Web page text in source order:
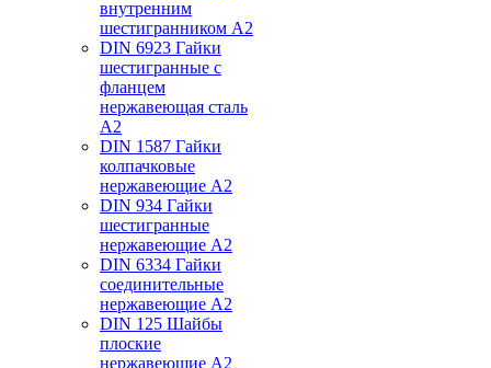
внутренним
шестигранником А2
DIN 6923 Гайки
шестигранные с
фланцем
нержавеющая сталь
А2
DIN 1587 Гайки
колпачковые
нержавеющие А2
DIN 934 Гайки
шестигранные
нержавеющие А2
DIN 6334 Гайки
соединительные
нержавеющие А2
DIN 125 Шайбы
плоские
нержавеющие А2